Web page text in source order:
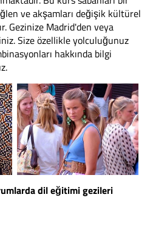
ve akşamları değişik kültürel
Gezinize Madrid'den veya
Size özellikle yolculuğunuz
hakkında bilgi
dileğitimi gezileri